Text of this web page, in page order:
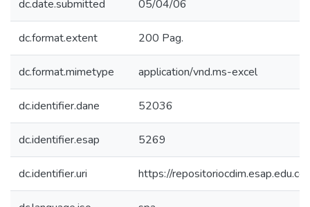
dc.date.submitted 05/04/06
dc.format.extent 200 Pag.
dc.format.mimetype application/vnd.ms-excel
dc.identifier.dane 52036
dc.identifier.esap 5269
dc.identifier.uri https://